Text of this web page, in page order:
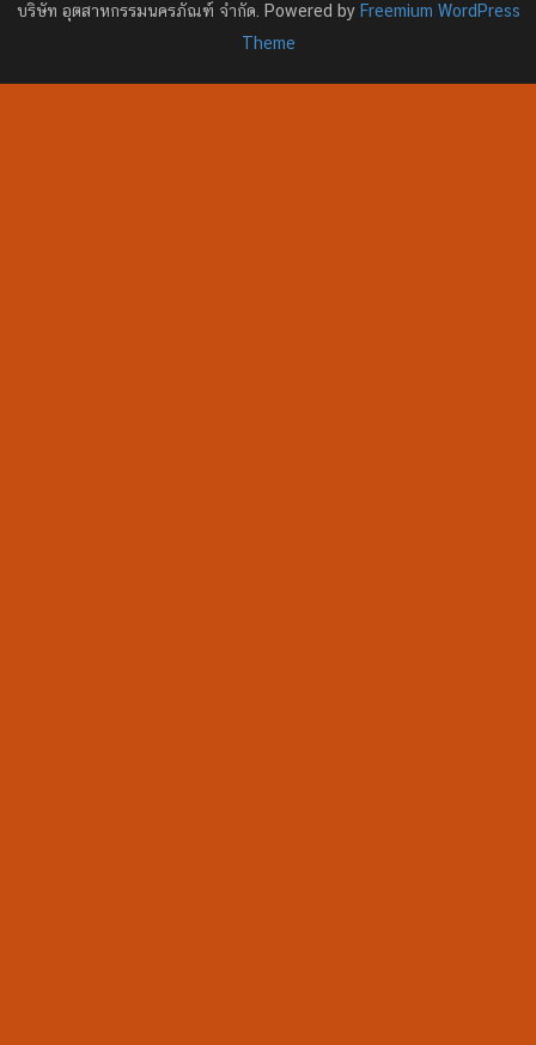
บริษัท อุตสาหกรรมนครภัณฑ์ จำกัด. Powered by Freemium WordPress
Theme